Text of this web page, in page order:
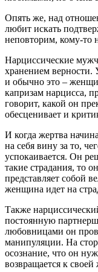
Опять же, над
любит искать
неповторим, кому-то
Нарциссические
хранением верности.
и обычно это –
капризам нарцисса,
говорит, какой он
обесценивает и
И когда жертва
на себя вину за то,
успокаивается. Он
такие страдания, то
представляет собой
женщина идет на
Также
постоянную
любовницами он
манипуляции. На
осознание, что он
возвращается к своей